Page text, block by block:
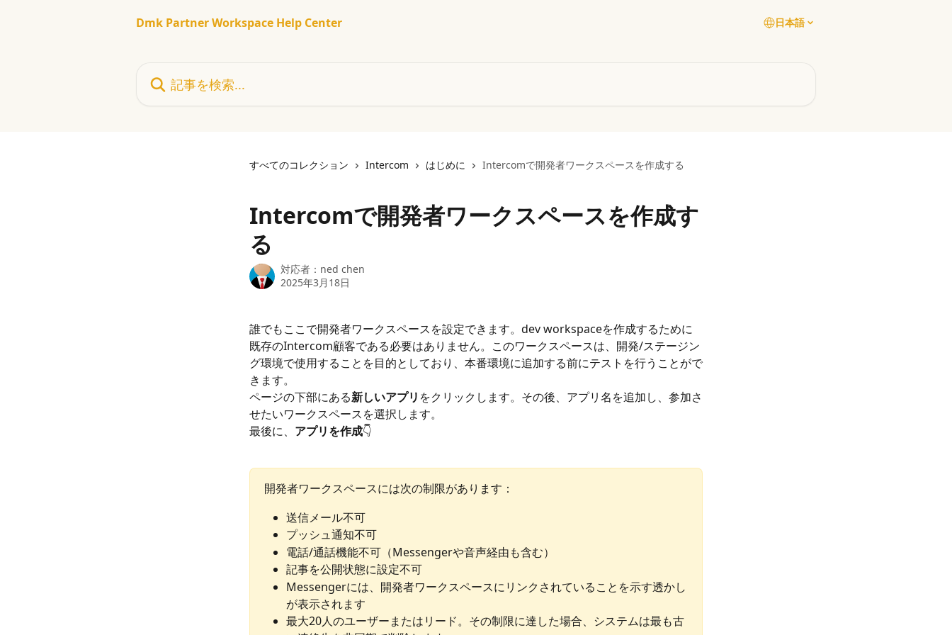
Dmk Partner Workspace Help Center
日本語
すべてのコレクション Intercom はじめに Intercomで開発者ワークスペースを作成する
Intercomで開発者ワークスペースを作成す
る
対応者： ned chen
2025年3月18日
誰でもここで開発者ワークスペースを設定できます。dev workspaceを作成するために
既存のIntercom顧客である必要はありません。このワークスペースは、開発/ステージン
グ環境で使用することを目的としており、本番環境に追加する前にテストを行うことがで
きます。
ページの下部にある新しいアプリ をクリックします。その後、アプリ名を追加し、参加さ
せたいワークスペースを選択します。
最後に、 アプリを作成👇
開発者ワークスペースには次の制限があります：
送信メール不可
プッシュ通知不可
電話/通話機能不可（Messengerや音声経由も含む）
記事を公開状態に設定不可
Messengerには、開発者ワークスペースにリンクされていることを示す透かし
が表示されます
最大20人のユーザーまたはリード。その制限に達した場合、システムは最も古